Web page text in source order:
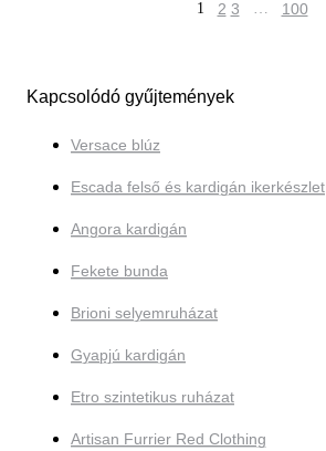
1 2 3 … 100
Kapcsolódó gyűjtemények
Versace blúz
Escada felső és kardigán ikerkészlet
Angora kardigán
Fekete bunda
Brioni selyemruházat
Gyapjú kardigán
Etro szintetikus ruházat
Artisan Furrier Red Clothing